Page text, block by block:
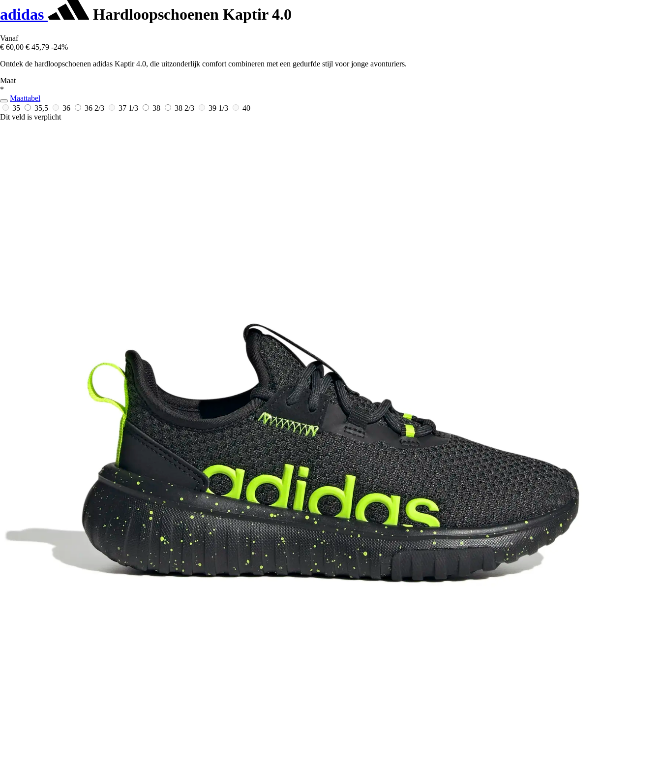
adidas Hardloopschoenen Kaptir 4.0
Vanaf
€ 60,00 € 45,79 -24%
Ontdek de hardloopschoenen adidas Kaptir 4.0, die uitzonderlijk comfort combineren met een gedurfde stijl voor jonge avonturiers.
Maat
*
Maattabel
35
35,5 36 36 2/3 37 1/3 38 38 2/3 39 1/3
40
Dit veld is verplicht